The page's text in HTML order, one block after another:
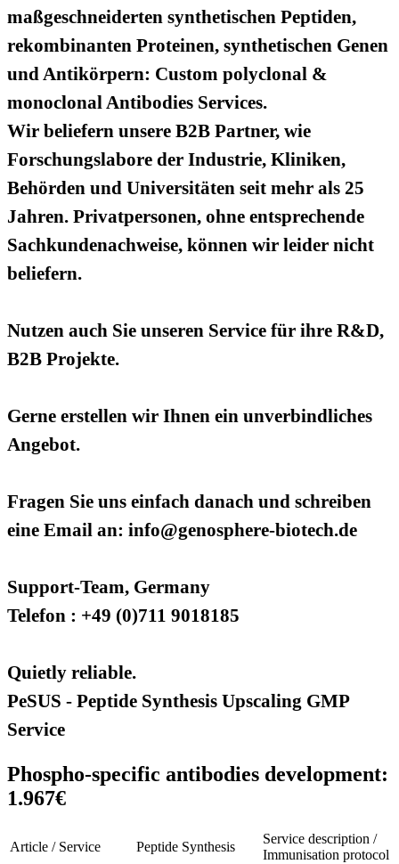
maßgeschneiderten synthetischen Peptiden,
rekombinanten Proteinen, synthetischen Genen
und Antikörpern: Custom polyclonal &
monoclonal Antibodies Services.
Wir beliefern unsere B2B Partner, wie
Forschungslabore der Industrie, Kliniken,
Behörden und Universitäten seit mehr als 25
Jahren. Privatpersonen, ohne entsprechende
Sachkundenachweise, können wir leider nicht
beliefern.
Nutzen auch Sie unseren Service für ihre R&D,
B2B Projekte.
Gerne erstellen wir Ihnen ein unverbindliches
Angebot.
Fragen Sie uns einfach danach und schreiben
eine Email an: info@genosphere-biotech.de
Support-Team, Germany
Telefon : +49 (0)711 9018185
Quietly reliable.
PeSUS - Peptide Synthesis Upscaling GMP
Service
Phospho-specific antibodies development:
1.967€
Article / Service Peptide Synthesis
Service description /
Immunisation protocol